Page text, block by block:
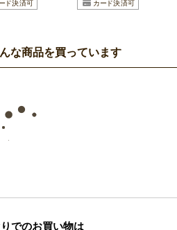
な商品を買っています
でのお買い物は